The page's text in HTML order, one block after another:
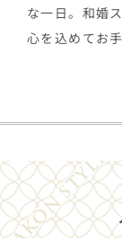
な一日。和婚
心を込めてお